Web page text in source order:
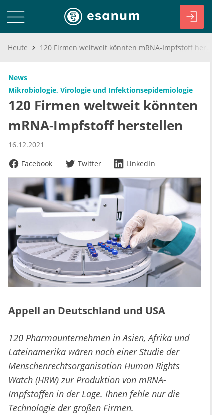
Heute
News
Mikrobiologie, Virologie und Infektionsepidemiologie
120 Firmen weltweit könnten
mRNA-Impfstoff herstellen
16.12.2021
Facebook
Twitter LinkedIn
Appell an Deutschland und USA
120 Pharmaunternehmen in Asien, Afrika und
Lateinamerika wären nach einer Studie der
Menschenrechtsorganisation Human Rights
Watch (HRW) zur Produktion von mRNA-
Impfstoffen in der Lage. Ihnen fehle nur die
Technologie der großen Firmen.